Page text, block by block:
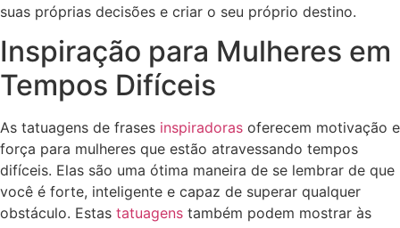
suas próprias decisões e criar o seu próprio destino.
Inspiração para Mulheres em
Tempos Difíceis
As tatuagens de frases inspiradoras oferecem motivação e
força para mulheres que estão atravessando tempos
difíceis. Elas são uma ótima maneira de se lembrar de que
você é forte, inteligente e capaz de superar qualquer
obstáculo. Estas tatuagens também podem mostrar às